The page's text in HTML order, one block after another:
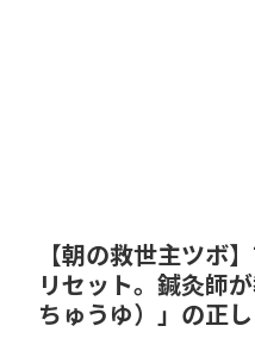
【朝の救世主ツボ
リセット。鍼灸師
ちゅうゆ）」の正